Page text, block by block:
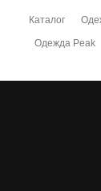
Каталог
Одежда Peak